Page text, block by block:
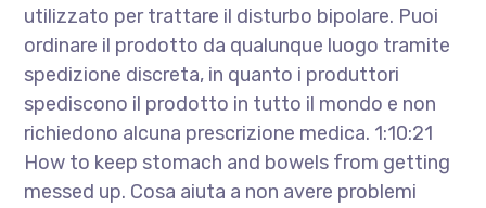
utilizzato per trattare il disturbo bipolare. Puoi
ordinare il prodotto da qualunque luogo tramite
spedizione discreta, in quanto i produttori
spediscono il prodotto in tutto il mondo e non
richiedono alcuna prescrizione medica. 1:10:21
How to keep stomach and bowels from getting
messed up. Cosa aiuta a non avere problemi